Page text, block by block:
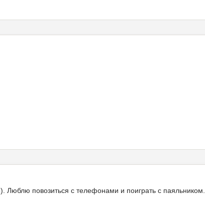
Люблю повозиться с телефонами и поиграть с паяльником.